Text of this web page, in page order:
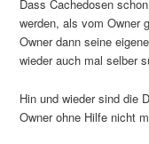
Dass Cachedosen
werden, als vom Owner
Owner dann seine
wieder auch mal selber
Hin und wieder sind die
Owner ohne Hilfe nicht